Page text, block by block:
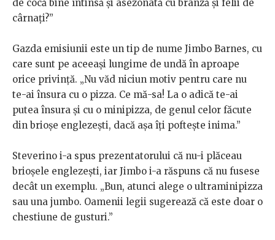
de cocă bine întinsă și asezonată cu brânză și felii de
cârnați?”
Gazda emisiunii este un tip de nume Jimbo Barnes, cu
care sunt pe aceeași lungime de undă în aproape
orice privință. „Nu văd niciun motiv pentru care nu
te-ai însura cu o pizza. Ce mă-sa! La o adică te-ai
putea însura și cu o minipizza, de genul celor făcute
din brioșe englezești, dacă așa îți poftește inima.”
Steverino i-a spus prezentatorului că nu-i plăceau
brioșele englezești, iar Jimbo i-a răspuns că nu fusese
decât un exemplu. „Bun, atunci alege o ultraminipizza
sau una jumbo. Oamenii legii sugerează că este doar o
chestiune de gusturi.”